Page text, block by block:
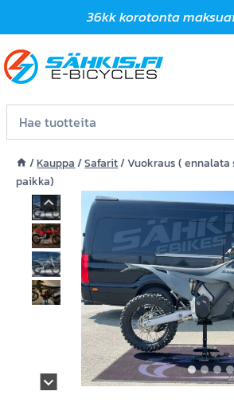
sisältöön
36kk korotonta
/Kauppa /Safarit/Vuokraus (
paikka)